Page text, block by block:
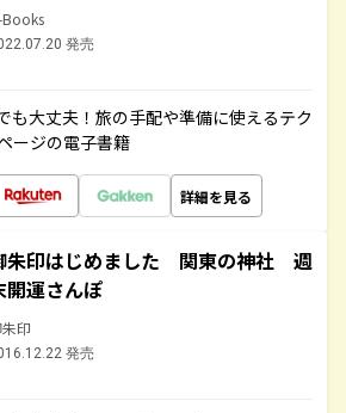
Books
発売
も大丈夫！旅の手配や準備に使えるテク
ージの電子書籍
詳細を見る
朱印はじめました 関東の神社 週
開運さんぽ
印
発売